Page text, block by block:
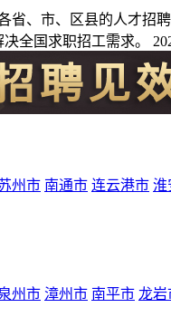
省、市、区县的人才
全国求职招工需求。
州市 南通市 连云港市 淮
州市 漳州市 南平市 龙岩